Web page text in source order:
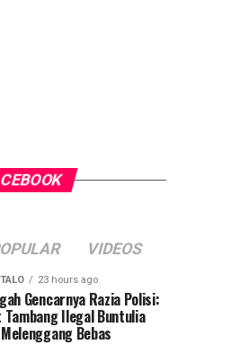
VIDEOS
23 hours ago
Gencarnya Razia Polisi:
Tambang Ilegal Buntulia
Bebas